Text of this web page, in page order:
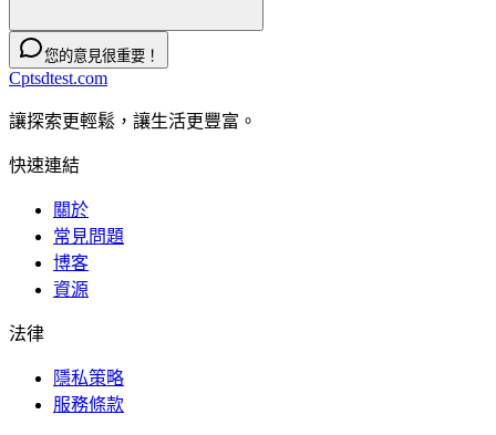
您的意見很重要！
Cptsdtest.com
讓探索更輕鬆，讓生活更豐富。
快速連結
關於
常見問題
博客
資源
法律
隱私策略
服務條款